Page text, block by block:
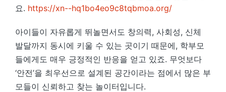
요. https://xn--hq1bo4eo9c8tqbmoa.org/
아이들이 자유롭게 뛰놀면서도 창의력, 사회성, 신체
발달까지 동시에 키울 수 있는 곳이기 때문에, 학부모
들에게도 매우 긍정적인 반응을 얻고 있죠. 무엇보다
‘안전’을 최우선으로 설계된 공간이라는 점에서 많은 부
모들이 신뢰하고 찾는 놀이터입니다.